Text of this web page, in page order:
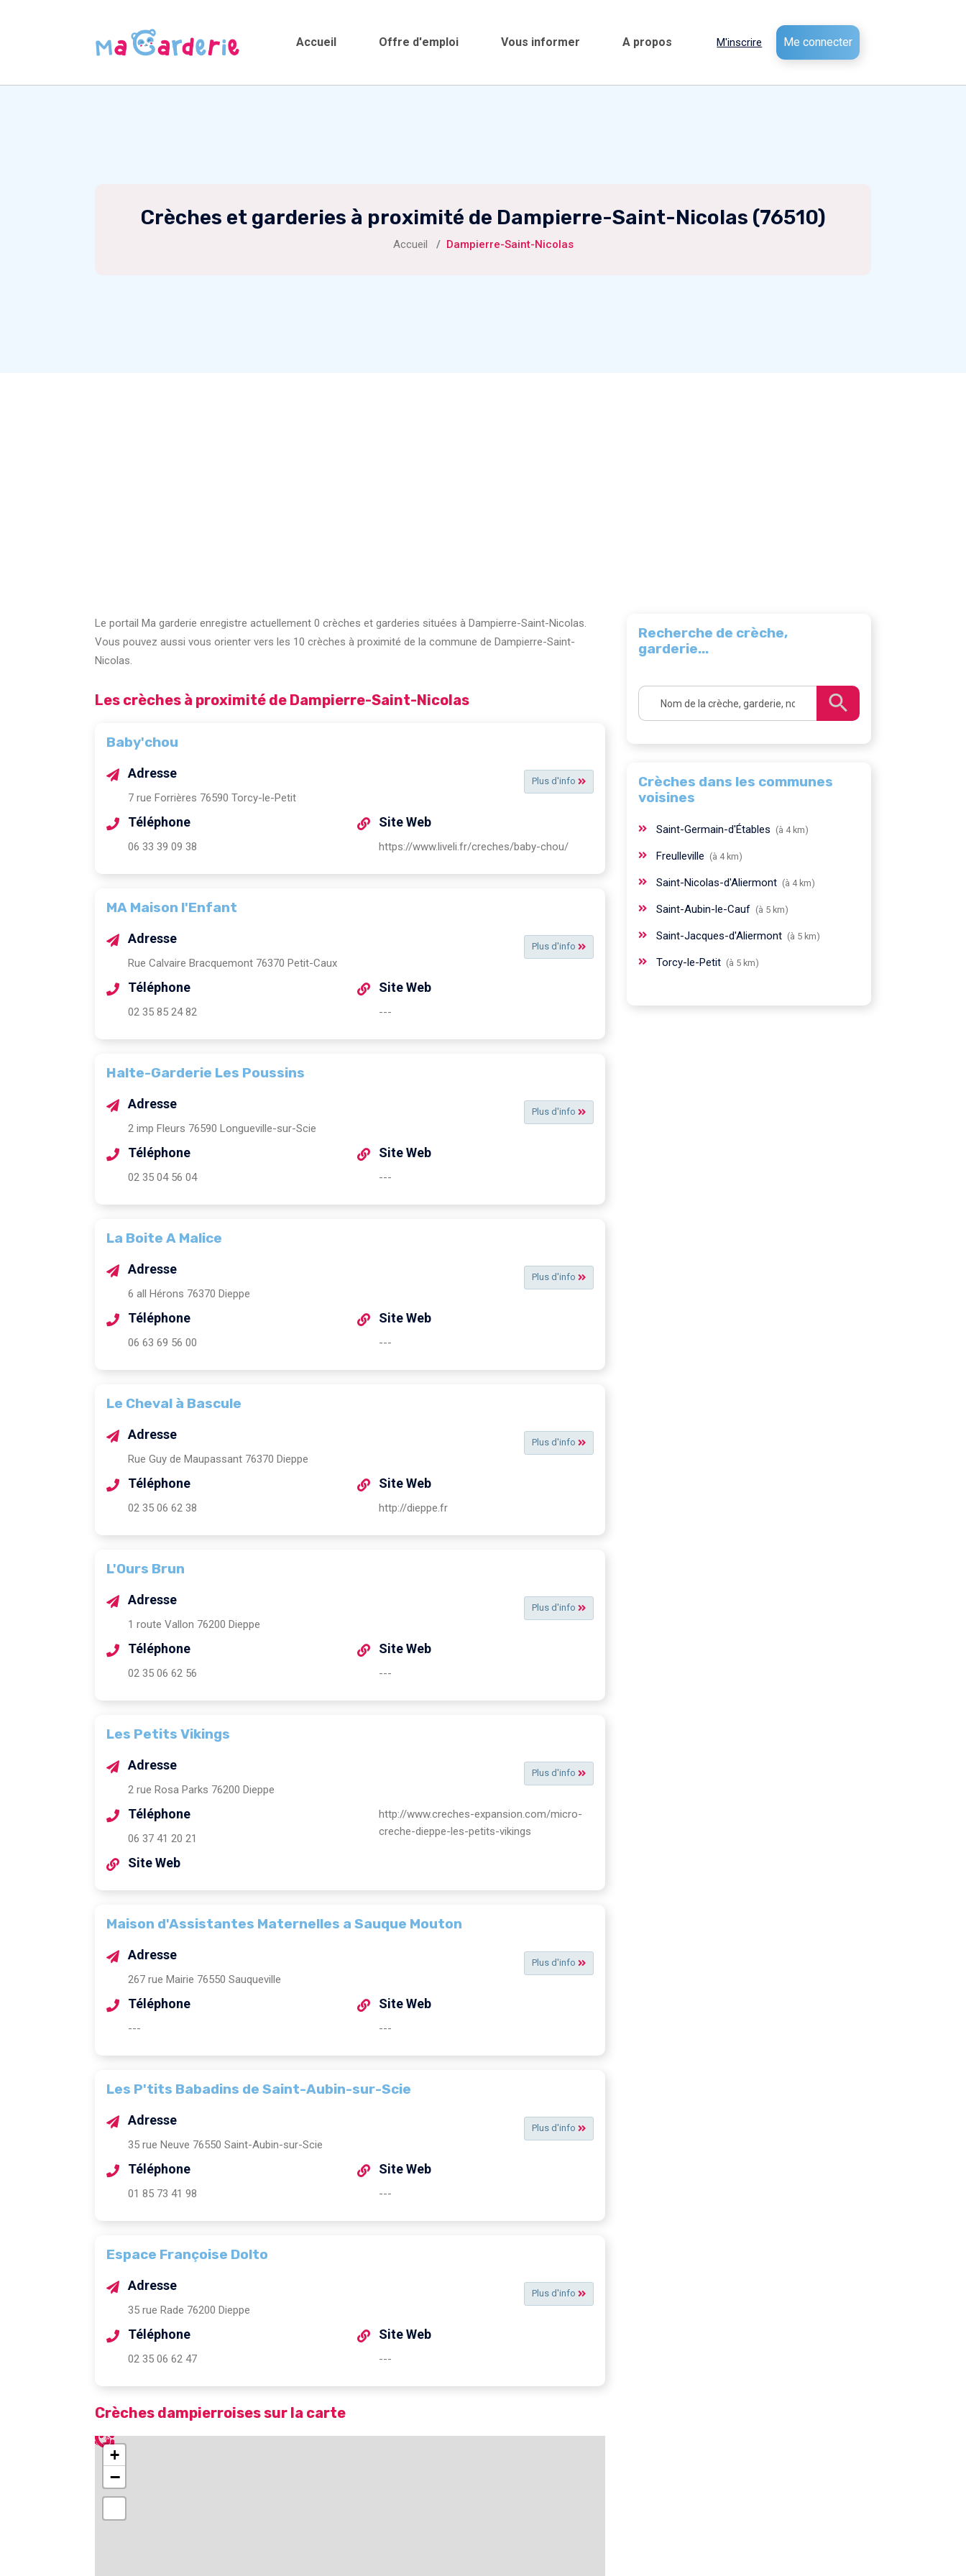
Accueil Offre d'emploi Vous informer A propos M'inscrire Me connecter
Crèches et garderies à proximité de Dampierre-Saint-Nicolas (76510)
Accueil Dampierre-Saint-Nicolas
Le portail Ma garderie enregistre actuellement 0 crèches et garderies situées à Dampierre-Saint-Nicolas.
Vous pouvez aussi vous orienter vers les 10 crèches à proximité de la commune de Dampierre-Saint-
Nicolas.
Les crèches à proximité de Dampierre-Saint-Nicolas
Baby'chou
Plus d'info
Adresse
7 rue Forrières 76590 Torcy-le-Petit
Téléphone
06 33 39 09 38
Site Web
https://www.liveli.fr/creches/baby-chou/
MA Maison l'Enfant
Plus d'info
Adresse
Rue Calvaire Bracquemont 76370 Petit-Caux
Téléphone
02 35 85 24 82
Site Web
---
Halte-Garderie Les Poussins
Plus d'info
Adresse
2 imp Fleurs 76590 Longueville-sur-Scie
Téléphone
02 35 04 56 04
Site Web
---
La Boite A Malice
Plus d'info
Adresse
6 all Hérons 76370 Dieppe
Téléphone
06 63 69 56 00
Site Web
---
Le Cheval à Bascule
Plus d'info
Adresse
Rue Guy de Maupassant 76370 Dieppe
Téléphone
02 35 06 62 38
Site Web
http://dieppe.fr
L'Ours Brun
Plus d'info
Adresse
1 route Vallon 76200 Dieppe
Téléphone
02 35 06 62 56
Site Web
---
Les Petits Vikings
Plus d'info
Adresse
2 rue Rosa Parks 76200 Dieppe
Téléphone
06 37 41 20 21
Site Web
http://www.creches-expansion.com/micro-
creche-dieppe-les-petits-vikings
Maison d'Assistantes Maternelles a Sauque Mouton
Plus d'info
Adresse
267 rue Mairie 76550 Sauqueville
Téléphone
---
Site Web
---
Les P'tits Babadins de Saint-Aubin-sur-Scie
Plus d'info
Adresse
35 rue Neuve 76550 Saint-Aubin-sur-Scie
Téléphone
01 85 73 41 98
Site Web
---
Espace Françoise Dolto
Plus d'info
Adresse
35 rue Rade 76200 Dieppe
Téléphone
02 35 06 62 47
Site Web
---
Crèches dampierroises sur la carte
+
−
Recherche de crèche,
garderie...
Crèches dans les communes
voisines
Saint-Germain-d'Étables (à 4 km)
Freulleville (à 4 km)
Saint-Nicolas-d'Aliermont (à 4 km)
Saint-Aubin-le-Cauf (à 5 km)
Saint-Jacques-d'Aliermont (à 5 km)
Torcy-le-Petit (à 5 km)